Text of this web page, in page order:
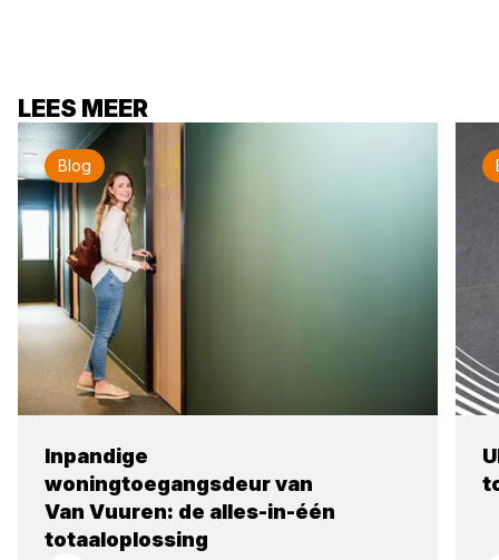
LEES MEER
Blog
Inpandige
woningtoegangsdeur van
Van Vuuren: de alles-in-één
totaaloplossing